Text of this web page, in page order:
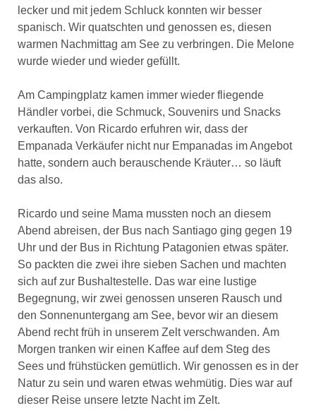
lecker und mit jedem Schluck konnten wir besser
spanisch. Wir quatschten und genossen es, diesen
warmen Nachmittag am See zu verbringen. Die Melone
wurde wieder und wieder gefüllt.
Am Campingplatz kamen immer wieder fliegende
Händler vorbei, die Schmuck, Souvenirs und Snacks
verkauften. Von Ricardo erfuhren wir, dass der
Empanada Verkäufer nicht nur Empanadas im Angebot
hatte, sondern auch berauschende Kräuter… so läuft
das also.
Ricardo und seine Mama mussten noch an diesem
Abend abreisen, der Bus nach Santiago ging gegen 19
Uhr und der Bus in Richtung Patagonien etwas später.
So packten die zwei ihre sieben Sachen und machten
sich auf zur Bushaltestelle. Das war eine lustige
Begegnung, wir zwei genossen unseren Rausch und
den Sonnenuntergang am See, bevor wir an diesem
Abend recht früh in unserem Zelt verschwanden. Am
Morgen tranken wir einen Kaffee auf dem Steg des
Sees und frühstücken gemütlich. Wir genossen es in der
Natur zu sein und waren etwas wehmütig. Dies war auf
dieser Reise unsere letzte Nacht im Zelt.